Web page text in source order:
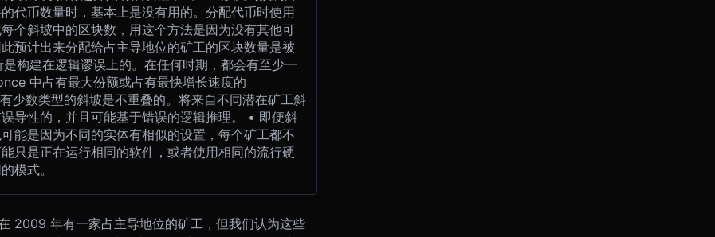
代币数量时，基本上是没有用的。分配代币时使用
个斜坡中的区块数，用这个方法是因为没有其他可
预计出来分配给占主导地位的矿工的区块数量是被
构建在逻辑谬误上的。在任何时期，都会有至少一
中占有最大份额或占有最快增长速度的
少数类型的斜坡是不重叠的。将来自不同潜在矿工斜
导性的，并且可能基于错误的逻辑推理。 • 即便斜
能是因为不同的实体有相似的设置，每个矿工都不
只是正在运行相同的软件，或者使用相同的流行硬
模式。
2009 年有一家占主导地位的矿工，但我们认为这些